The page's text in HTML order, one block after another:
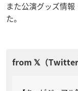
また公演グッズ情
た。